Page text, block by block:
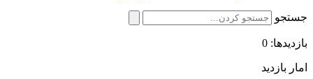
جستجو
بازدیدها: 0
امار بازدید